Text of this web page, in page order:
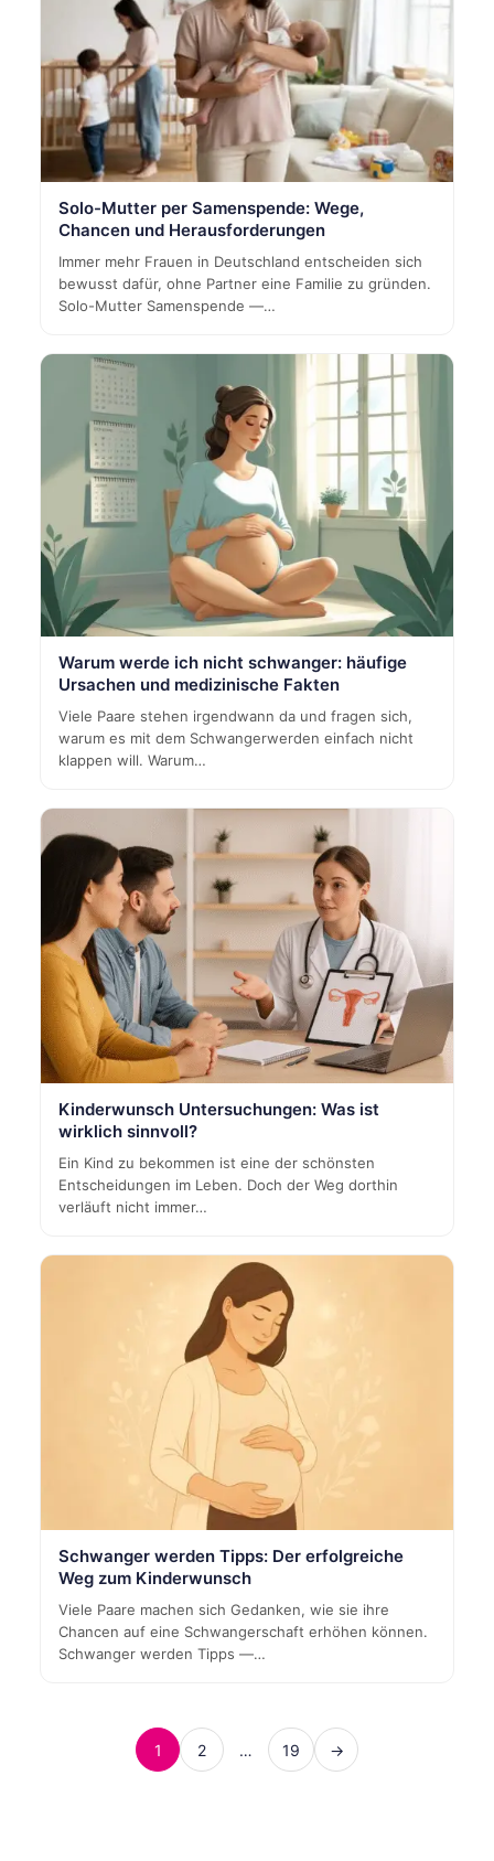
Solo-Mutter per Samenspende: Wege,
Chancen und Herausforderungen
Immer mehr Frauen in Deutschland entscheiden sich
bewusst dafür, ohne Partner eine Familie zu gründen.
Solo-Mutter Samenspende —…
Warum werde ich nicht schwanger: häufige
Ursachen und medizinische Fakten
Viele Paare stehen irgendwann da und fragen sich,
warum es mit dem Schwangerwerden einfach nicht
klappen will. Warum…
Kinderwunsch Untersuchungen: Was ist
wirklich sinnvoll?
Ein Kind zu bekommen ist eine der schönsten
Entscheidungen im Leben. Doch der Weg dorthin
verläuft nicht immer…
Schwanger werden Tipps: Der erfolgreiche
Weg zum Kinderwunsch
Viele Paare machen sich Gedanken, wie sie ihre
Chancen auf eine Schwangerschaft erhöhen können.
Schwanger werden Tipps —…
1 2 … 19 →